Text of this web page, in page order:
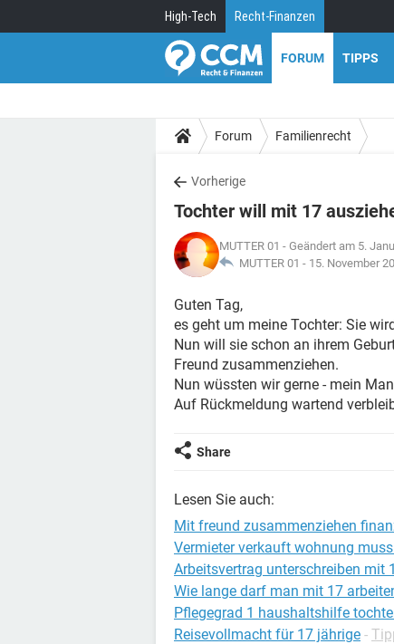
High-Tech Recht-Finanzen
FORUM TIPPS
Forum Familienrecht
Vorherige
Tochter will mit 17
MUTTER 01 - Geändert am 5.
MUTTER 01 - 15. November
Guten Tag,
es geht um meine Tochter: Sie
Nun will sie schon an ihrem
Freund zusammenziehen.
Nun wüssten wir gerne - mein
Auf Rückmeldung wartend
Share
Lesen Sie auch:
Mit freund zusammenziehen
Vermieter verkauft wohnung
Arbeitsvertrag unterschreiben mit
Wie lange darf man mit 17
Pflegegrad 1 haushaltshilfe
Reisevollmacht für 17 jährige -